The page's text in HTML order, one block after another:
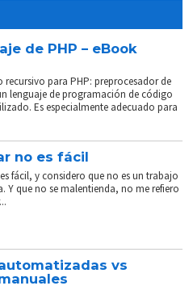
de PHP – eBook
recursivo para PHP: preprocesador de
lenguaje de programación de código
Es especialmente adecuado para
no es fácil
fácil, y considero que no es un trabajo
Y que no se malentienda, no me refiero
vs